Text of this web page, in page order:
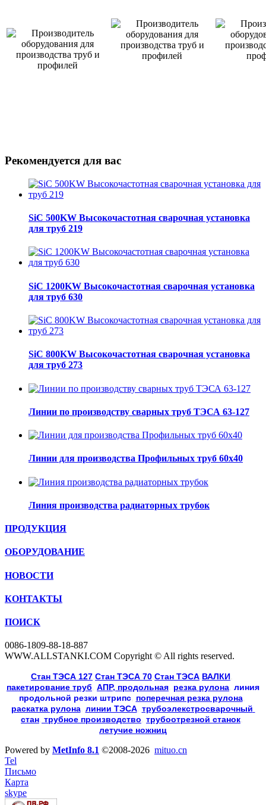
Рекомендуется для вас
SiC 500KW Высокочастотная сварочная установка
для труб 219
SiC 1200KW Высокочастотная сварочная установка
для труб 630
SiC 800KW Высокочастотная сварочная установка
для труб 273
Линии по производству сварных труб ТЭСА 63-127
Линии для производства Профильных труб 60х40
Линия производства радиаторных трубок
ПРОДУКЦИЯ
ОБОРУДОВАНИЕ
НОВОСТИ
КОНТАКТЫ
ПОИСК
0086-1809-88-18-887
WWW.ALLSTANKI.COM Copyright © All rights reserved.
Cтан ТЭСА 127 Cтан ТЭСА 70 Cтан ТЭСА ВАЛКИ
пакетирование труб АПР, продольная резка рулона линия
продольной резки штрипс, поперечная резка рулона
раскатка рулона, линии ТЭСА, трубоэлекстросварочный
стан трубное производство трубоотрезной станок
летучие ножниц
Powered by MetInfo 8.1 ©2008-2026 mituo.cn
Tel
Письмо
Карта
skype